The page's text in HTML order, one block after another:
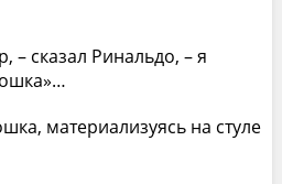
– сказал Ринальдо, – я
материализуясь на стуле